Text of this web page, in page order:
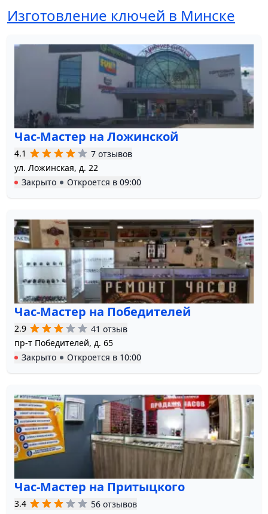
Изготовление ключей в Минске
Час-Мастер на Ложинской
4.1
7 отзывов
ул. Ложинская, д. 22
Закрыто
Откроется в 09:00
Час-Мастер на Победителей
2.9
41 отзыв
пр-т Победителей, д. 65
Закрыто
Откроется в 10:00
Час-Мастер на Притыцкого
3.4
56 отзывов